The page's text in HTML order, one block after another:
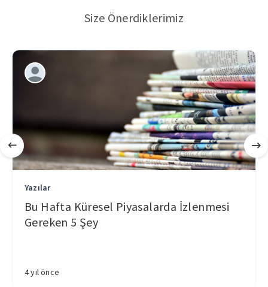
Size Önerdiklerimiz
Yazılar
Bu Hafta Küresel Piyasalarda İzlenmesi
Gereken 5 Şey
4 yıl önce